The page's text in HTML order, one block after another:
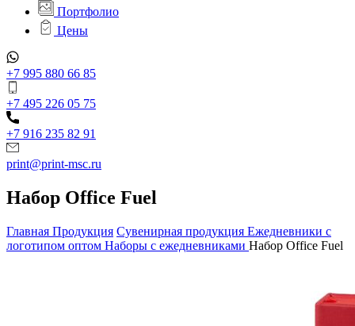
Портфолио
Цены
+7 995 880 66 85
+7 495 226 05 75
+7 916 235 82 91
print@print-msc.ru
Набор Office Fuel
Главная Продукция Сувенирная продукция Ежедневники с
логотипом оптом Наборы с ежедневниками Набор Office Fuel